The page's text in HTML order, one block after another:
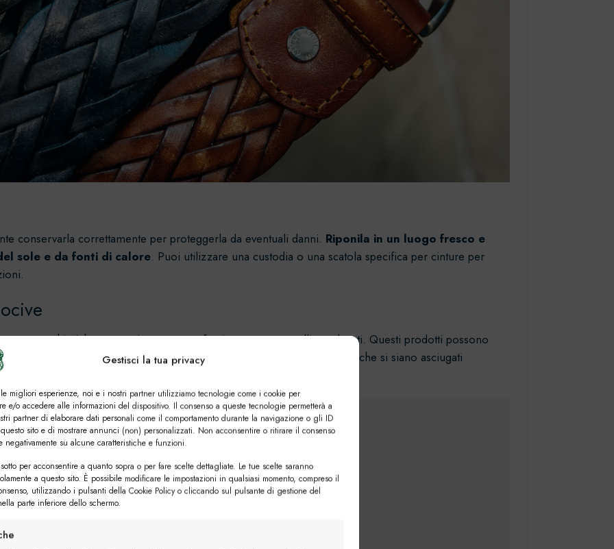
Gestisci la tua privacy
migliori esperienze, noi e i nostri partner utilizziamo tecnologie come i cookie per
e/o accedere alle informazioni del dispositivo. Il consenso a queste tecnologie permetterà a
partner di elaborare dati personali come il comportamento durante la navigazione o gli ID
sito e di mostrare annunci (non) personalizzati. Non acconsentire o ritirare il consenso
negativamente su alcune caratteristiche e funzioni.
per acconsentire a quanto sopra o per fare scelte dettagliate. Le tue scelte saranno
a questo sito. È possibile modificare le impostazioni in qualsiasi momento, compreso il
utilizzando i pulsanti della Cookie Policy o cliccando sul pulsante di gestione del
parte inferiore dello schermo.
conservarla correttamente per proteggerla da eventuali danni. Riponila in un luogo fresco e
sole e da fonti di calore. Puoi utilizzare una custodia o una scatola specifica per cinture per
sostanze chimiche aggressive come profumi, spray per capelli o solventi. Questi prodotti possono
Indossa la cintura solo dopo aver applicato tali prodotti e assicurati che si siano asciugati